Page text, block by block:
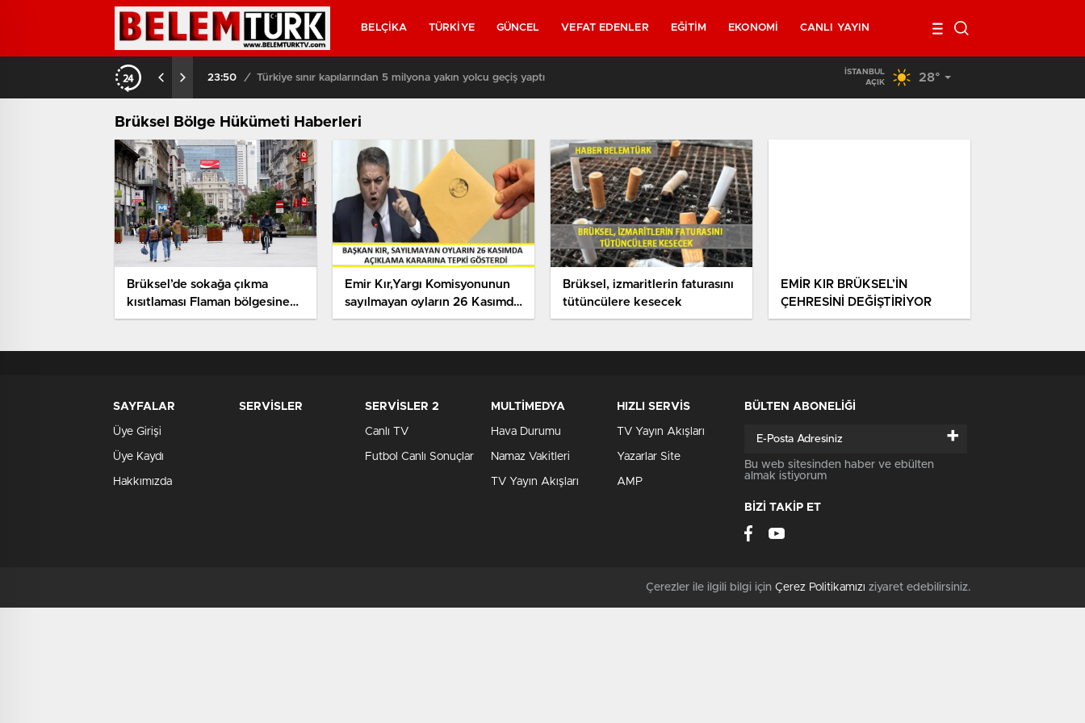
BELÇIKA TÜRKIYE GÜNCEL VEFAT EDENLER EĞITIM EKONOMI CANLI YAYIN
03:08 / Brüksel sokaklarında yeniden askerler mi devriye gezecek? Belçika’da kendi minibüsünün altında kalan 40
İSTANBUL
AÇIK
28°
Brüksel Bölge Hükümeti Haberleri
Brüksel’de sokağa çıkma
kısıtlaması Flaman bölgesine
uygun olarak düzenlensin
Emir Kır,Yargı Komisyonunun
sayılmayan oyların 26 Kasımda
açıklama kararına sert tepki
Brüksel, izmaritlerin faturasını
tütüncülere kesecek
EMİR KIR BRÜKSEL’İN
ÇEHRESİNİ DEĞİŞTİRİYOR
SAYFALAR
Üye Girişi
Üye Kaydı
Hakkımızda
SERVİSLER SERVİSLER 2
Canlı TV
Futbol Canlı Sonuçlar
MULTİMEDYA
Hava Durumu
Namaz Vakitleri
TV Yayın Akışları
HIZLI SERVİS
TV Yayın Akışları
Yazarlar Site
AMP
BÜLTEN ABONELİĞİ
+
Bu web sitesinden haber ve ebülten
almak istiyorum
BİZİ TAKİP ET
Çerezler ile ilgili bilgi için Çerez Politikamızı ziyaret edebilirsiniz.